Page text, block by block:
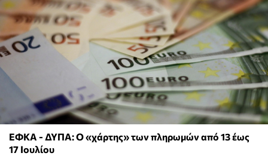
ΕΦΚΑ - ΔΥΠΑ: Ο «χάρτης» των πληρωμών από 13 έως
17 Ιουλίου